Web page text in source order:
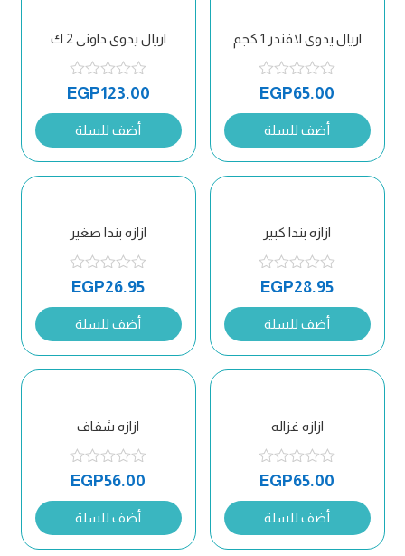
اريال يدوى داونى 2 ك
EGP123.00
أضف للسلة
اريال يدوى لافندر 1 كجم
EGP65.00
أضف للسلة
ازازه بندا صغير
EGP26.95
أضف للسلة
ازازه بندا كبير
EGP28.95
أضف للسلة
ازازه شفاف
EGP56.00
أضف للسلة
ازازه غزاله
EGP65.00
أضف للسلة